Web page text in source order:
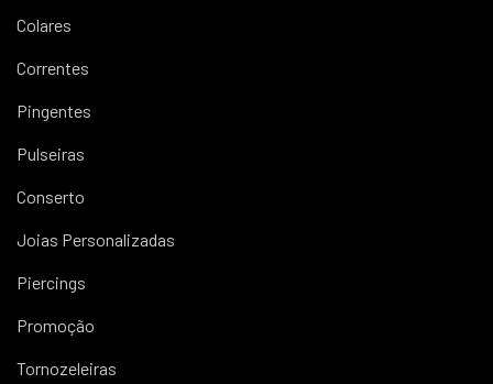
Colares
Correntes
Pingentes
Pulseiras
Conserto
Joias Personalizadas
Piercings
Promoção
Tornozeleiras